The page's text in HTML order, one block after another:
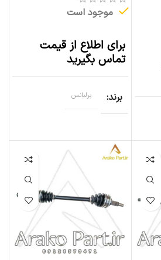
موجود است
برای اطلاع از قیمت
تماس بگیرید
برند برلیانس